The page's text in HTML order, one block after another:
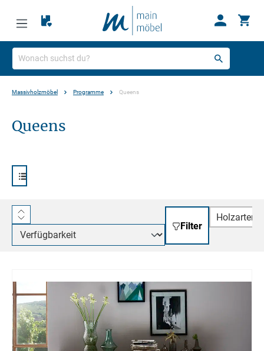
Massivholzmöbel Programme Queens
Queens
Filter
Holzarten